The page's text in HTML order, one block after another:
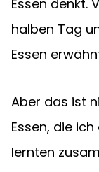
Essen denkt.
halben Tag
Essen
Aber das ist
Essen, die
lernten